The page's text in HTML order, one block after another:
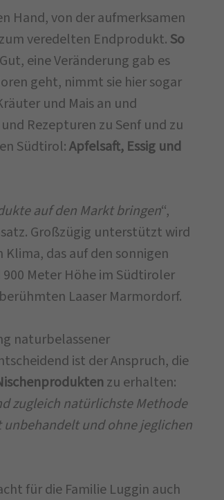
Hand, von der aufmerksamen
veredelten Endprodukt. So
Gut, eine Veränderung gab es
geht, nimmt sie hier sogar
und Mais an und
Rezepturen zu Senf und zu
Südtirol:Apfelsaft, Essig und
auf den Markt bringen“,
Großzügig unterstützt wird
das auf den sonnigen
Meter Höhe im Südtiroler
Laaser Marmordorf.
naturbelassener
ist der Anspruch, die
zu erhalten:
zugleich natürlichste Methode
und ohne jeglichen
für die Familie Luggin auch